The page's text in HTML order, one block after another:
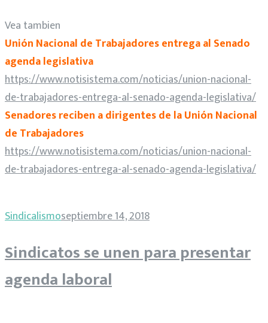
Vea tambien
Unión Nacional de Trabajadores entrega al Senado
agenda legislativa
https://www.notisistema.com/noticias/union-nacional-
de-trabajadores-entrega-al-senado-agenda-legislativa/
Senadores reciben a dirigentes de la Unión Nacional
de Trabajadores
https://www.notisistema.com/noticias/union-nacional-
de-trabajadores-entrega-al-senado-agenda-legislativa/
Sindicalismoseptiembre 14, 2018
Sindicatos se unen para presentar
agenda laboral